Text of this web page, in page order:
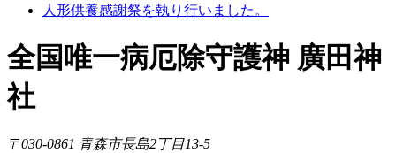
人形供養感謝祭を執り行いました。
全国唯一病厄除守護神 廣田神
社
〒030-0861 青森市長島2丁目13-5